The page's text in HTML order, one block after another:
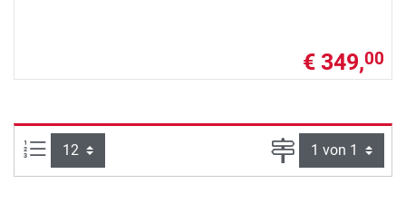
€ 349,00
Artikel pro Seite: Seite